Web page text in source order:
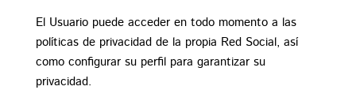
El Usuario puede acceder en todo momento a las
políticas de privacidad de la propia Red Social, así
como configurar su perfil para garantizar su
privacidad.